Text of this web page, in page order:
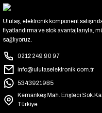
Ulutaş, elektronik komponent
fiyatlandırma ve stok avantajlarıyla,
sağlıyoruz.
0212 249 90 97
info@ulutaselektronik.com.tr
5343921985
Kemankeş Mah. Erişteci
Türkiye